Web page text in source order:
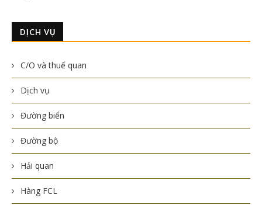
DỊCH VỤ
C/O và thuế quan
Dịch vụ
Đường biển
Đường bộ
Hải quan
Hàng FCL